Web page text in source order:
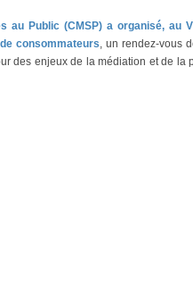
au Public (CMSP) a organisé, au
consommateurs, un rendez-vous
des enjeux de la médiation et de la